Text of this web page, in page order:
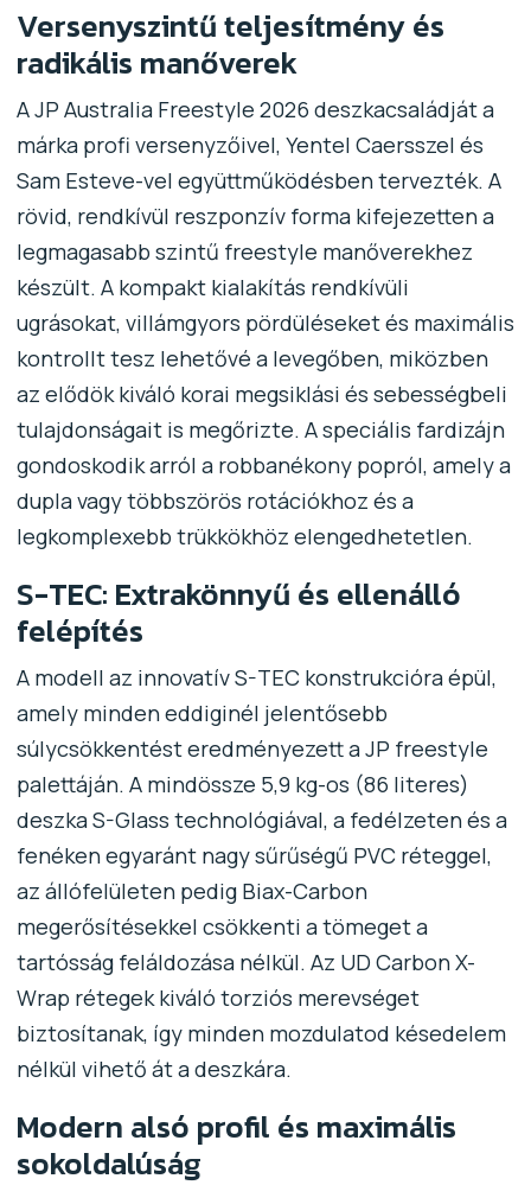
Versenyszintű teljesítmény és
radikális manőverek
A JP Australia Freestyle 2026 deszkacsaládját a
márka profi versenyzőivel, Yentel Caersszel és
Sam Esteve-vel együttműködésben tervezték. A
rövid, rendkívül reszponzív forma kifejezetten a
legmagasabb szintű freestyle manőverekhez
készült. A kompakt kialakítás rendkívüli
ugrásokat, villámgyors pördüléseket és maximális
kontrollt tesz lehetővé a levegőben, miközben
az elődök kiváló korai megsiklási és sebességbeli
tulajdonságait is megőrizte. A speciális fardizájn
gondoskodik arról a robbanékony popról, amely a
dupla vagy többszörös rotációkhoz és a
legkomplexebb trükkökhöz elengedhetetlen.
S-TEC: Extrakönnyű és ellenálló
felépítés
A modell az innovatív S-TEC konstrukcióra épül,
amely minden eddiginél jelentősebb
súlycsökkentést eredményezett a JP freestyle
palettáján. A mindössze 5,9 kg-os (86 literes)
deszka S-Glass technológiával, a fedélzeten és a
fenéken egyaránt nagy sűrűségű PVC réteggel,
az állófelületen pedig Biax-Carbon
megerősítésekkel csökkenti a tömeget a
tartósság feláldozása nélkül. Az UD Carbon X-
Wrap rétegek kiváló torziós merevséget
biztosítanak, így minden mozdulatod késedelem
nélkül vihető át a deszkára.
Modern alsó profil és maximális
sokoldalúság